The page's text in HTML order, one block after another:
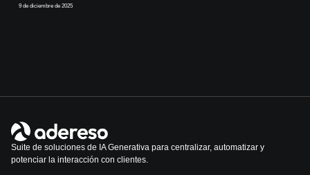
9 de diciembre de 2025
Suite de soluciones de IA Generativa para centralizar, automatizar y
potenciar la interacción con clientes.